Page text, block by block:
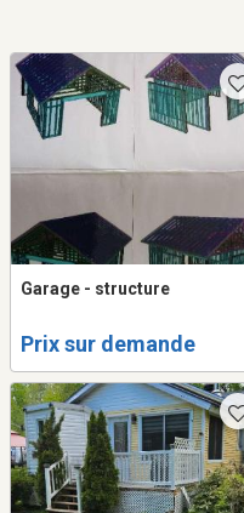
Garage - structure
Prix sur demande